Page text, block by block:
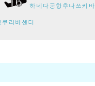
하네다공항후나쓰키바
쿠리버센터